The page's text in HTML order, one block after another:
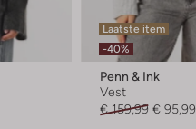
Laatste item
-40%
Penn & Ink
Vest
€ 159,99 € 95,99